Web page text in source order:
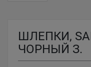
ШЛЕПКИ,
ЧОРНЫЙ З.